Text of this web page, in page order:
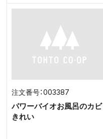
003387
パワーバイオお風呂のカビ
きれい